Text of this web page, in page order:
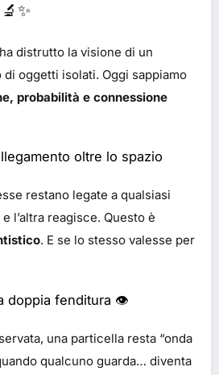
distrutto la visione di un
oggetti isolati. Oggi sappiamo
probabilità e connessione
oltre lo spazio
restano legate a qualsiasi
l’altra reagisce. Questo è
. E se lo stesso valesse per
doppia fenditura 👁️
una particella resta “onda
qualcuno guarda… diventa